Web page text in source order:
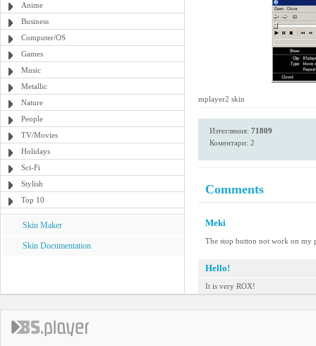
Anime
Business
Computer/OS
Games
Music
Metallic
Nature
People
TV/Movies
Holidays
Sci-Fi
Stylish
Top 10
Skin Maker
Skin Documentation
mplayer2 skin
Изтегляния: 71809
Коментари: 2
Comments
Meki
The stop button not work on my
Hello!
It is very ROX!